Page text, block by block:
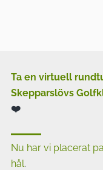
Ta en virtuell
Skepparslövs
❤️
Nu har vi placerat
hål.